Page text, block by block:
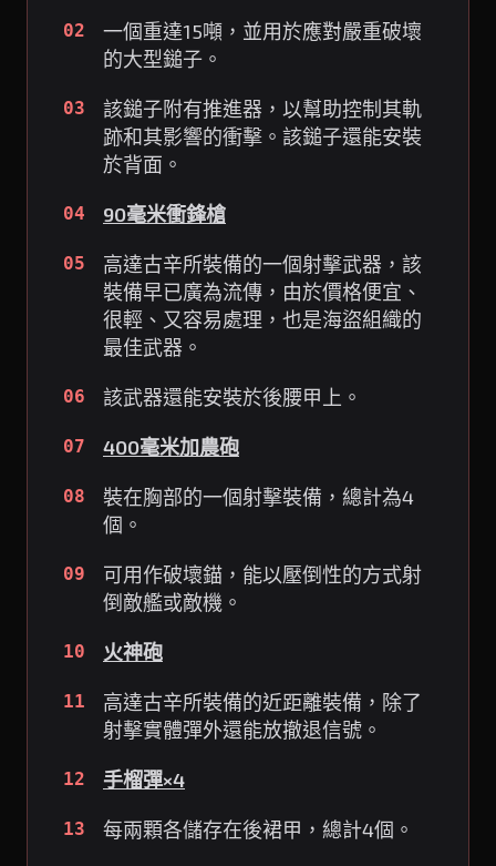
02
一個重達15噸，並用於應對嚴重破壞
的大型鎚子。
03
該鎚子附有推進器，以幫助控制其軌
跡和其影響的衝擊。該鎚子還能安裝
於背面。
04 90毫米衝鋒槍
05
高達古辛所裝備的一個射擊武器，該
裝備早已廣為流傳，由於價格便宜、
很輕、又容易處理，也是海盜組織的
最佳武器。
06 該武器還能安裝於後腰甲上。
07 400毫米加農砲
08
裝在胸部的一個射擊裝備，總計為4
個。
09
可用作破壞錨，能以壓倒性的方式射
倒敵艦或敵機。
10 火神砲
11
高達古辛所裝備的近距離裝備，除了
射擊實體彈外還能放撤退信號。
12 手榴彈×4
13 每兩顆各儲存在後裙甲，總計4個。